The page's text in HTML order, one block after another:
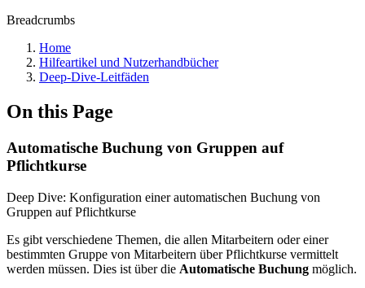
Breadcrumbs
Home
Hilfeartikel und Nutzerhandbücher
Deep-Dive-Leitfäden
On this Page
Automatische Buchung von Gruppen auf
Pflichtkurse
Deep Dive: Konfiguration einer automatischen Buchung von
Gruppen auf Pflichtkurse
Es gibt verschiedene Themen, die allen Mitarbeitern oder einer
bestimmten Gruppe von Mitarbeitern über Pflichtkurse vermittelt
werden müssen. Dies ist über die Automatische Buchung möglich.